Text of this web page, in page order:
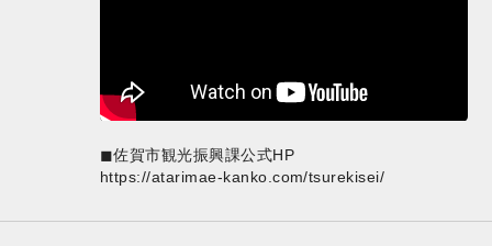
◼︎佐賀市観光振興課公式HP
https://atarimae-kanko.com/tsurekisei/